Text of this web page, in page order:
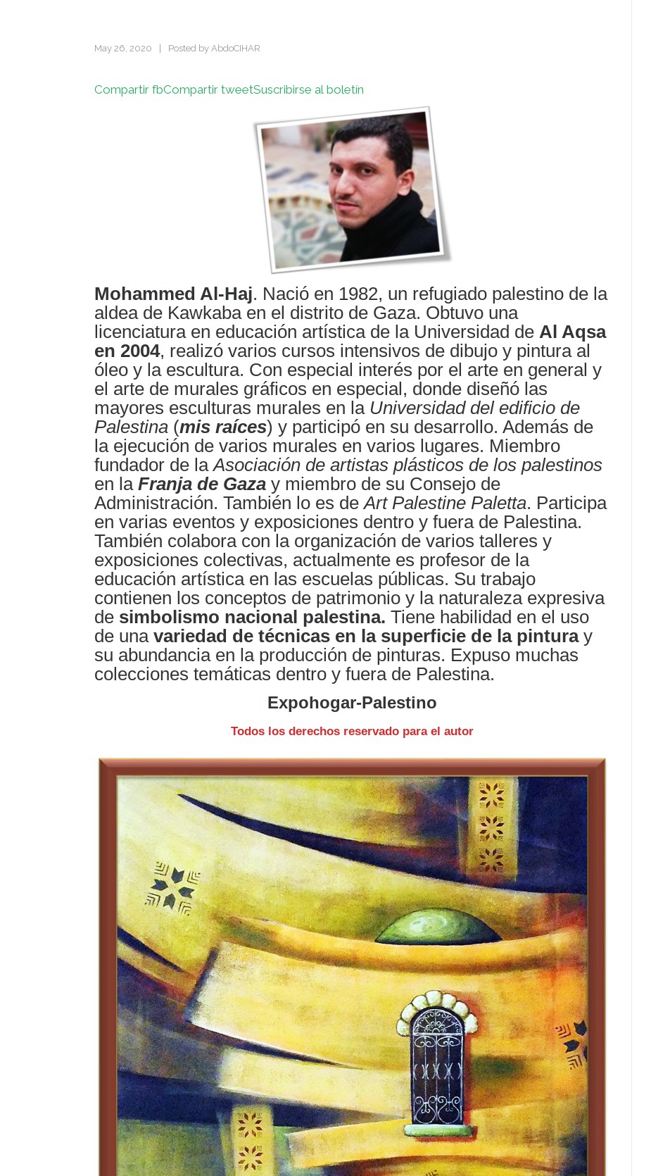
May 26, 2020 Posted byAbdoCIHAR
Compartir fbCompartir tweetSuscribirse al boletín
Mohammed Al-Haj. Nació en 1982, un refugiado palestino de la
aldea de Kawkaba en el distrito de Gaza. Obtuvo una
licenciatura en educación artística de la Universidad deAl Aqsa
en 2004, realizó varios cursos intensivos de dibujo y pintura al
óleo y la escultura. Con especial interés por el arte en general y
el arte de murales gráficos en especial, donde diseñó las
mayores esculturas murales en laUniversidad del edificio de
Palestina (mis raíces) y participó en su desarrollo. Además de
la ejecución de varios murales en varios lugares. Miembro
fundador de laAsociación de artistas plásticos de los palestinos
en laFranja de Gaza y miembro de su Consejo de
Administración. También lo es deArt Palestine Paletta. Participa
en varias eventos y exposiciones dentro y fuera de Palestina.
También colabora con la organización de varios talleres y
exposiciones colectivas, actualmente es profesor de la
educación artística en las escuelas públicas. Su trabajo
contienen los conceptos de patrimonio y la naturaleza expresiva
de simbolismo nacional palestina. Tiene habilidad en el uso
de unavariedad de técnicas en la superficie de la pinturay
su abundancia en la producción de pinturas. Expuso muchas
colecciones temáticas dentro y fuera de Palestina.
Expohogar-Palestino
Todos los derechos reservado para el autor